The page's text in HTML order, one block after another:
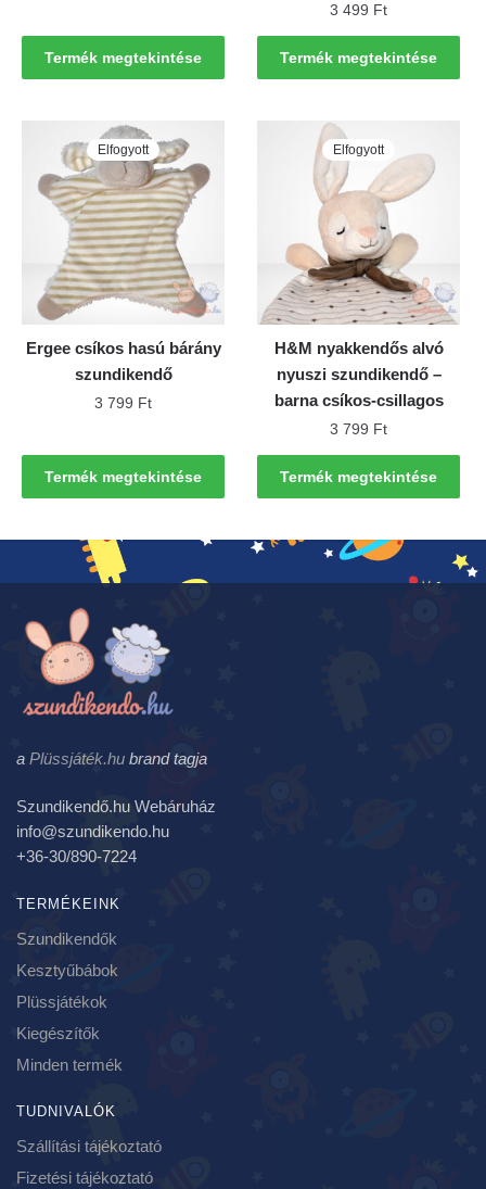
Termék megtekintése
3 499 Ft
Termék megtekintése
Elfogyott
Ergee csíkos hasú bárány
szundikendő
3 799 Ft
Termék megtekintése
Elfogyott
H&M nyakkendős alvó
nyuszi szundikendő –
barna csíkos-csillagos
3 799 Ft
Termék megtekintése
a Plüssjáték.hu brand tagja
Szundikendő.hu Webáruház
info@szundikendo.hu
+36-30/890-7224
TERMÉKEINK
Szundikendők
Kesztyűbábok
Plüssjátékok
Kiegészítők
Minden termék
TUDNIVALÓK
Szállítási tájékoztató
Fizetési tájékoztató